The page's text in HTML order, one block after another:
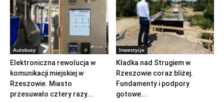
Autobusy
Elektroniczna rewolucja w
komunikacji miejskiej w
Rzeszowie. Miasto
przesuwało cztery razy...
Inwestycje
Kładka nad Strugiem w
Rzeszowie coraz bliżej.
Fundamenty i podpory
gotowe...